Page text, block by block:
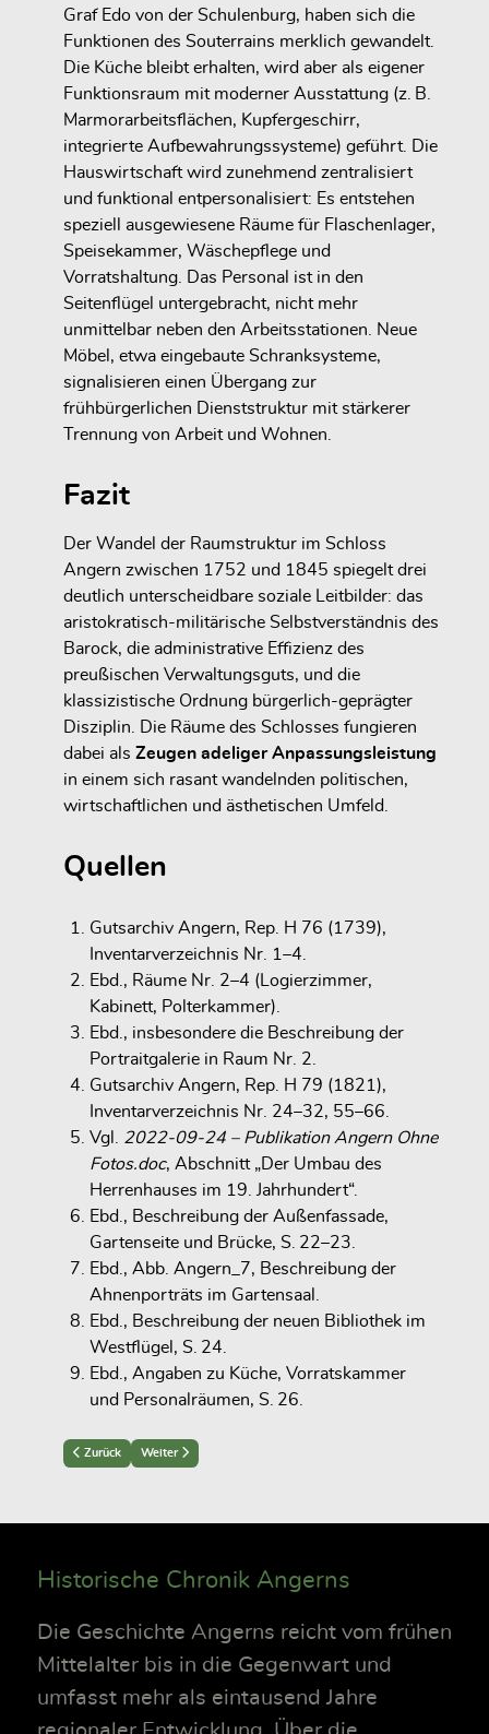
Graf Edo von der Schulenburg, haben sich die
Funktionen des Souterrains merklich gewandelt.
Die Küche bleibt erhalten, wird aber als eigener
Funktionsraum mit moderner Ausstattung (z. B.
Marmorarbeitsflächen, Kupfergeschirr,
integrierte Aufbewahrungssysteme) geführt. Die
Hauswirtschaft wird zunehmend zentralisiert
und funktional entpersonalisiert: Es entstehen
speziell ausgewiesene Räume für Flaschenlager,
Speisekammer, Wäschepflege und
Vorratshaltung. Das Personal ist in den
Seitenflügel untergebracht, nicht mehr
unmittelbar neben den Arbeitsstationen . Neue
Möbel, etwa eingebaute Schranksysteme,
signalisieren einen Übergang zur
frühbürgerlichen Dienststruktur mit stärkerer
Trennung von Arbeit und Wohnen.
Fazit
Der Wandel der Raumstruktur im Schloss
Angern zwischen 1752 und 1845 spiegelt drei
deutlich unterscheidbare soziale Leitbilder: das
aristokratisch-militärische Selbstverständnis des
Barock, die administrative Effizienz des
preußischen Verwaltungsguts, und die
klassizistische Ordnung bürgerlich-geprägter
Disziplin. Die Räume des Schlosses fungieren
dabei als Zeugen adeliger Anpassungsleistung
in einem sich rasant wandelnden politischen,
wirtschaftlichen und ästhetischen Umfeld.
Quellen
Gutsarchiv Angern, Rep. H 76 (1739),
Inventarverzeichnis Nr. 1–4.
Ebd., Räume Nr. 2–4 (Logierzimmer,
Kabinett, Polterkammer).
Ebd., insbesondere die Beschreibung der
Portraitgalerie in Raum Nr. 2.
Gutsarchiv Angern, Rep. H 79 (1821),
Inventarverzeichnis Nr. 24–32, 55–66.
Vgl.
2022-09-24 – Publikation Angern Ohne
Fotos.doc, Abschnitt „Der Umbau des
Herrenhauses im 19. Jahrhundert“.
Ebd., Beschreibung der Außenfassade,
Gartenseite und Brücke, S. 22–23.
Ebd., Abb. Angern_7, Beschreibung der
Ahnenporträts im Gartensaal.
Ebd., Beschreibung der neuen Bibliothek im
Westflügel, S. 24.
Ebd., Angaben zu Küche, Vorratskammer
und Personalräumen, S. 26.
Previous article: Der Schlossneubau in Angern 1739
Zurück Next article: Historische Parallelen: Angern und Dessau
Weiter
Historische Chronik Angerns
Die Geschichte Angerns reicht vom frühen
Mittelalter bis in die Gegenwart und
umfasst mehr als eintausend Jahre